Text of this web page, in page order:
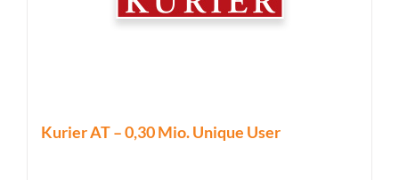
Kurier AT – 0,30 Mio. Unique User